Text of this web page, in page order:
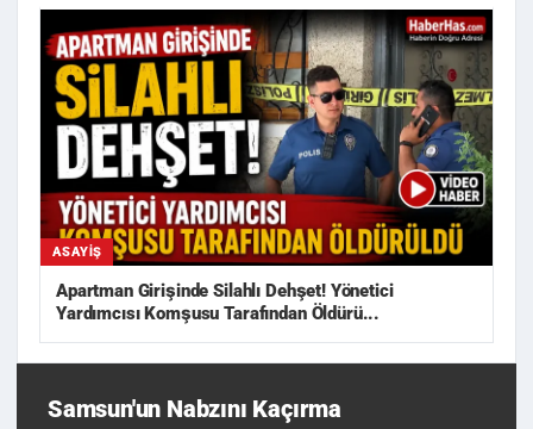
ASAYIŞ
Apartman Girişinde Silahlı Dehşet! Yönetici
Yardımcısı Komşusu Tarafından Öldürü...
Samsun'un Nabzını Kaçırma